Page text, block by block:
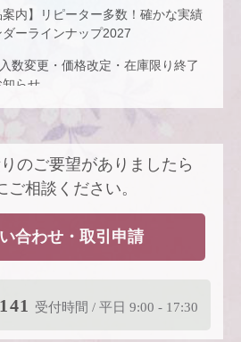
案内】リピーター多数！確かな実績
ーラインナップ2027
数変更・価格改定・在庫限り終了
らせ
案内】派手すぎないがちょうどい
も透ける、和紙の扇子
業日のお知らせ
ーアルのご案内
のご要望がありましたら
ご相談ください。
合わせ・取引申請
受付時間 / 平日 9:00 - 17:30